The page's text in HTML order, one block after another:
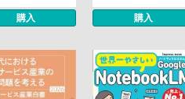
購入 購入